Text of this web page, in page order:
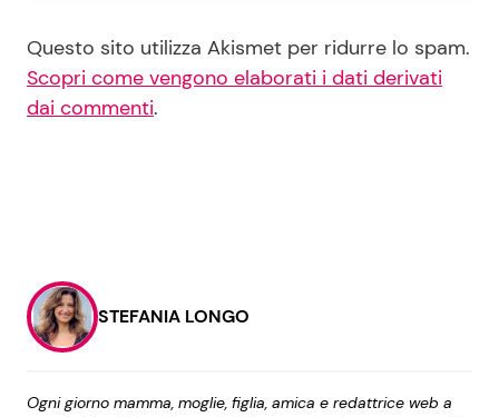
Questo sito utilizza Akismet per ridurre lo spam.
Scopri come vengono elaborati i dati derivati
dai commenti.
STEFANIA LONGO
Ogni giorno mamma, moglie, figlia, amica e redattrice web a